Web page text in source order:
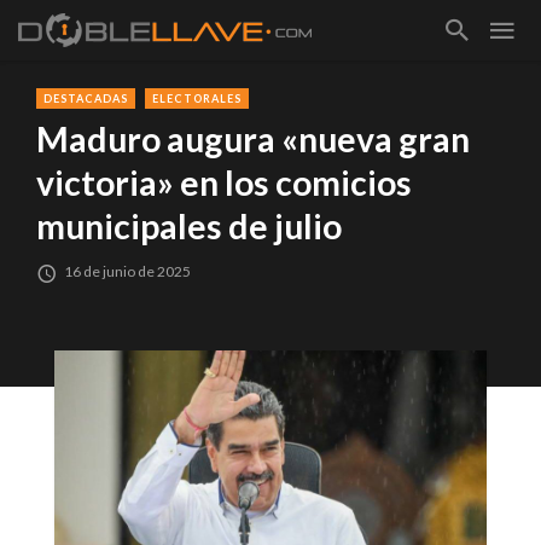
DESTACADAS ELECTORALES
Maduro augura «nueva gran
victoria» en los comicios
municipales de julio
16 de junio de 2025